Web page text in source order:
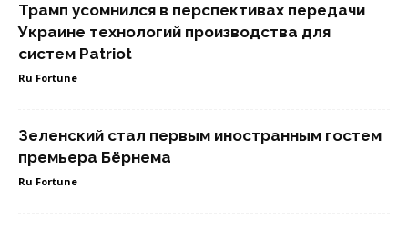
Трамп усомнился в перспективах передачи
Украине технологий производства для
систем Patriot
Ru Fortune
Зеленский стал первым иностранным гостем
премьера Бёрнема
Ru Fortune